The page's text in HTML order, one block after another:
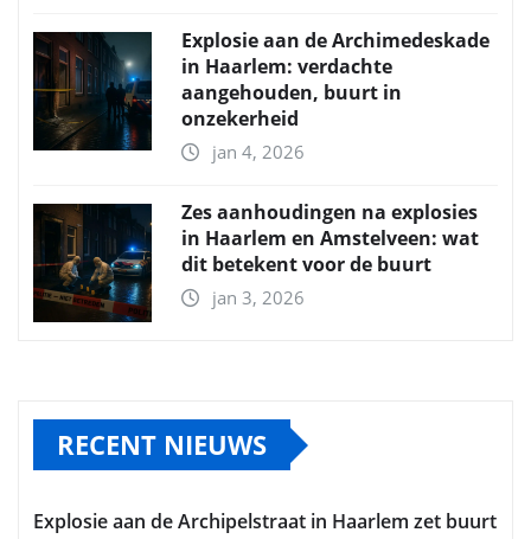
Explosie aan de Archimedeskade
in Haarlem: verdachte
aangehouden, buurt in
onzekerheid
jan 4, 2026
Zes aanhoudingen na explosies
in Haarlem en Amstelveen: wat
dit betekent voor de buurt
jan 3, 2026
RECENT NIEUWS
Explosie aan de Archipelstraat in Haarlem zet buurt